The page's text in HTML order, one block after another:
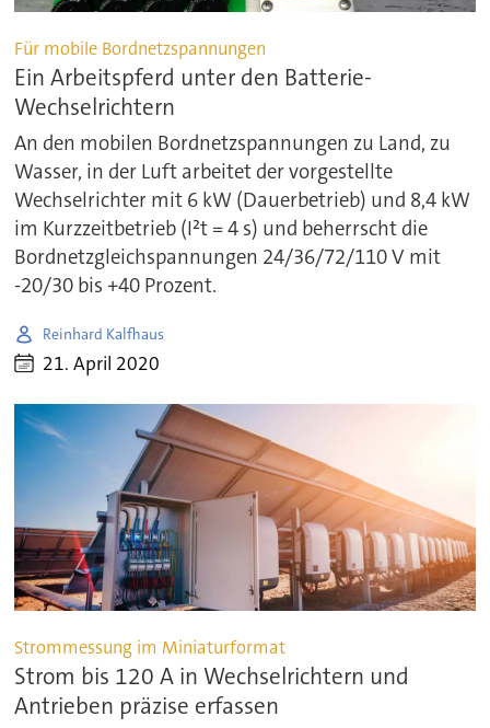
Für mobile Bordnetzspannungen
Ein Arbeitspferd unter den Batterie-
Wechselrichtern
An den mobilen Bordnetzspannungen zu Land, zu
Wasser, in der Luft arbeitet der vorgestellte
Wechselrichter mit 6 kW (Dauerbetrieb) und 8,4 kW
im Kurzzeitbetrieb (I²t = 4 s) und beherrscht die
Bordnetzgleichspannungen 24/36/72/110 V mit
-20/30 bis +40 Prozent.
Reinhard Kalfhaus
21. April 2020
Strommessung im Miniaturformat
Strom bis 120 A in Wechselrichtern und
Antrieben präzise erfassen